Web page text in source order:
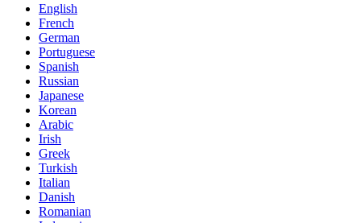
English
French
German
Portuguese
Spanish
Russian
Japanese
Korean
Arabic
Irish
Greek
Turkish
Italian
Danish
Romanian